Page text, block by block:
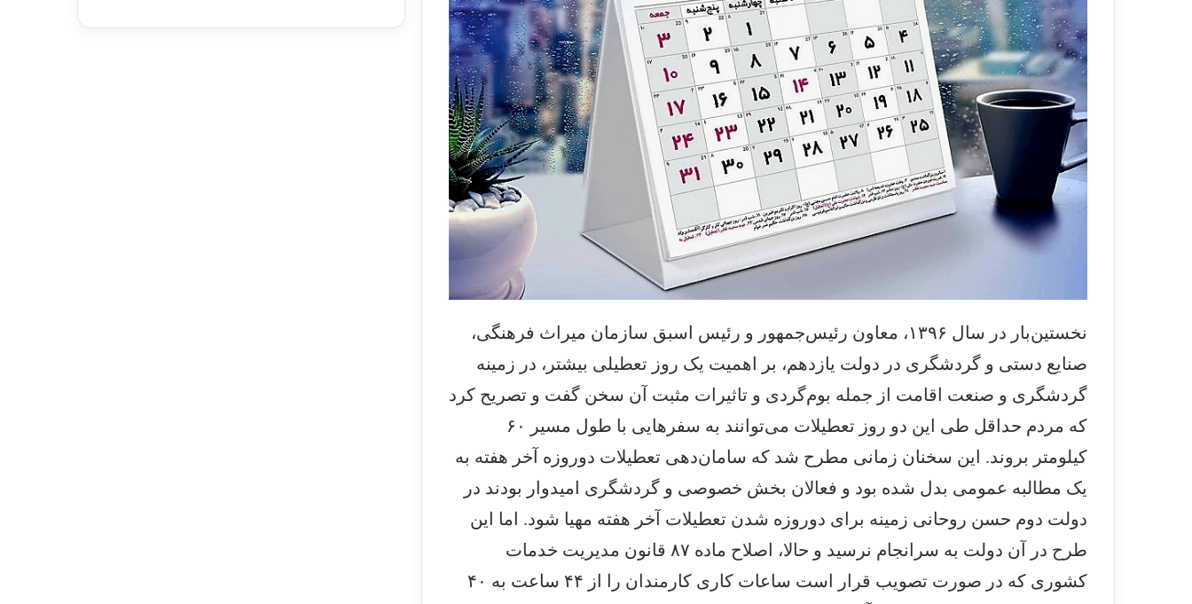
نخستین‌بار در سال ۱۳۹۶، معاون رئیس‌جمهور و رئیس اسبق سازمان میراث فرهنگی،
صنایع دستی و گردشگری در دولت یازدهم، بر اهمیت یک روز تعطیلی بیشتر، در زمینه
گردشگری و صنعت اقامت از جمله بوم‌گردی و تاثیرات مثبت آن سخن گفت و تصریح کرد
که مردم حداقل طی این دو روز تعطیلات می‌توانند به سفرهایی با طول مسیر ۶۰
کیلومتر بروند. این سخنان زمانی مطرح شد که سامان‌دهی تعطیلات دوروزه آخر هفته به
یک مطالبه عمومی بدل شده بود و فعالان بخش خصوصی و گردشگری امیدوار بودند در
دولت دوم حسن روحانی زمینه برای دوروزه شدن تعطیلات آخر هفته مهیا شود. اما این
طرح در آن دولت به سرانجام نرسید و حالا، اصلاح ماده ۸۷ قانون مدیریت خدمات
کشوری که در صورت تصویب قرار است ساعات کاری کارمندان را از ۴۴ ساعت به ۴۰